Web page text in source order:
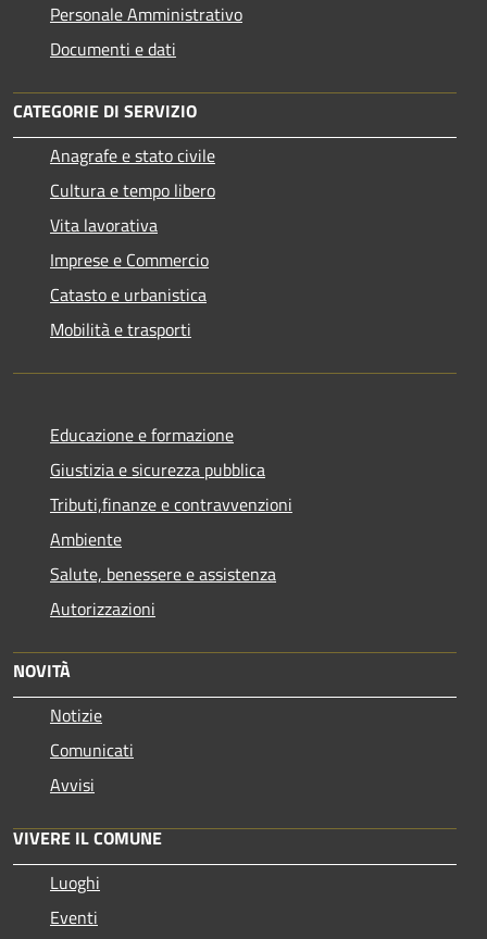
Personale Amministrativo
Documenti e dati
CATEGORIE DI SERVIZIO
Anagrafe e stato civile
Cultura e tempo libero
Vita lavorativa
Imprese e Commercio
Catasto e urbanistica
Mobilità e trasporti
Educazione e formazione
Giustizia e sicurezza pubblica
Tributi,finanze e contravvenzioni
Ambiente
Salute, benessere e assistenza
Autorizzazioni
NOVITÀ
Notizie
Comunicati
Avvisi
VIVERE IL COMUNE
Luoghi
Eventi